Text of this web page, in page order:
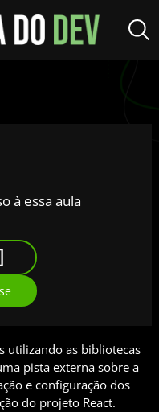
à essa aula
utilizando as bibliotecas
pista externa sobre a
e configuração dos
do projeto React.